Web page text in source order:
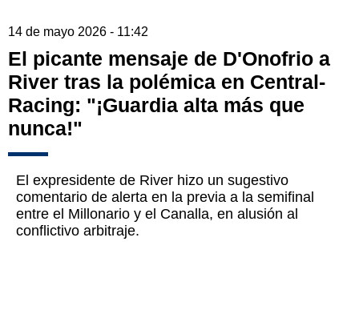
14 de mayo 2026 - 11:42
El picante mensaje de D'Onofrio a
River tras la polémica en Central-
Racing: "¡Guardia alta más que
nunca!"
El expresidente de River hizo un sugestivo
comentario de alerta en la previa a la semifinal
entre el Millonario y el Canalla, en alusión al
conflictivo arbitraje.